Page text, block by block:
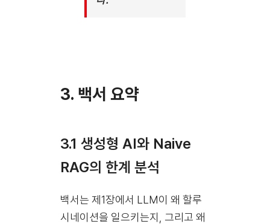
3. 백서 요약
3.1 생성형 AI와 Naive
RAG의 한계 분석
백서는 제1장에서 LLM이 왜 할루
시네이션을 일으키는지, 그리고 왜